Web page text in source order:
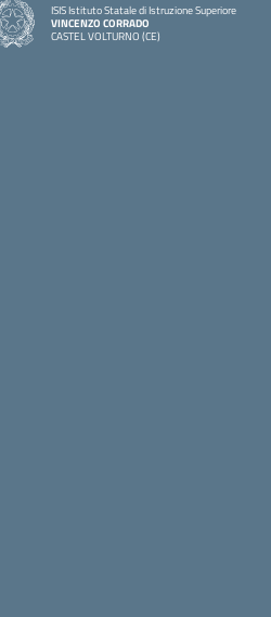
ISIS Istituto Statale di Istruzione Superiore
VINCENZO CORRADO
CASTEL VOLTURNO (CE)